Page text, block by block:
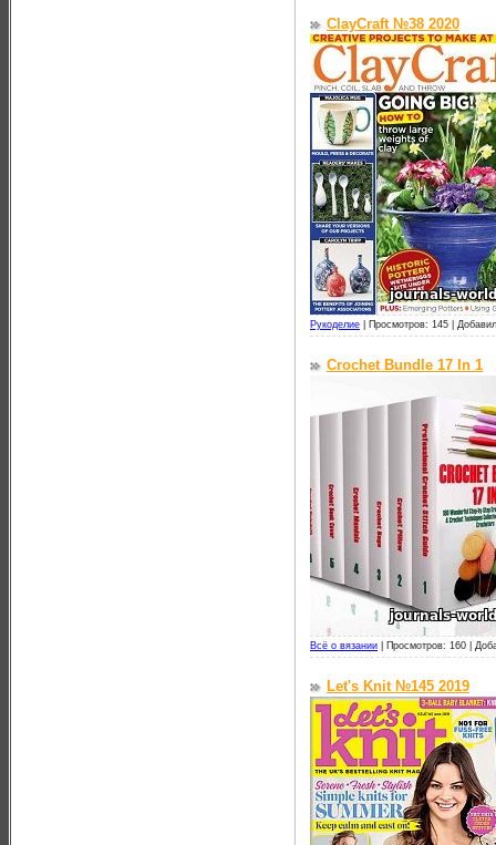
ClayCraft №38 2020
Рукоделие Просмотров: 145 |
Crochet Bundle 17 In 1
Всё о вязании Просмотров: 160 |
Let's Knit №145 2019